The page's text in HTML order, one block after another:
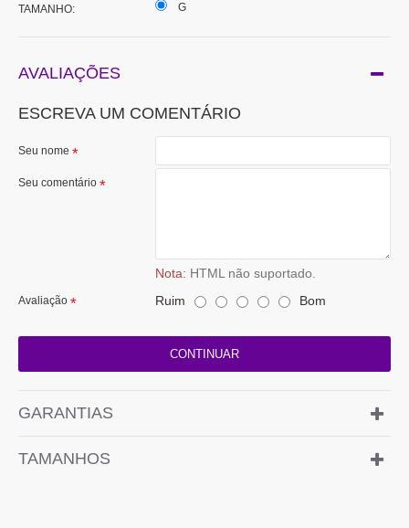
TAMANHO: G
AVALIAÇÕES
ESCREVA UM COMENTÁRIO
Seu nome
Seu comentário
Nota: HTML não suportado.
Avaliação Ruim Bom
CONTINUAR
GARANTIAS
TAMANHOS